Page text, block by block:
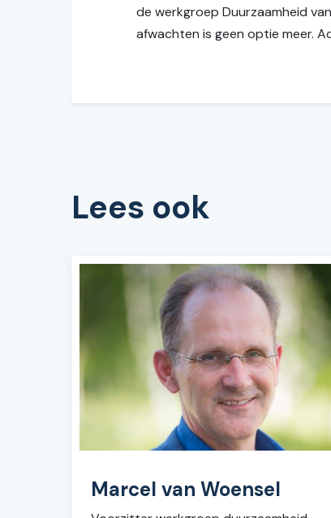
de werkgroep Duurzaamheid
afwachten is geen optie meer.
Lees ook
Marcel van Woensel